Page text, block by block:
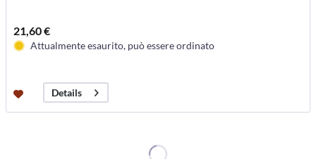
21,60 €
Attualmente esaurito, può essere ordinato
Details